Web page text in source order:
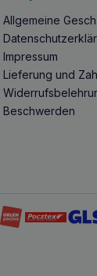
Allgemeine
Impressum
Lieferung und
Beschwerden